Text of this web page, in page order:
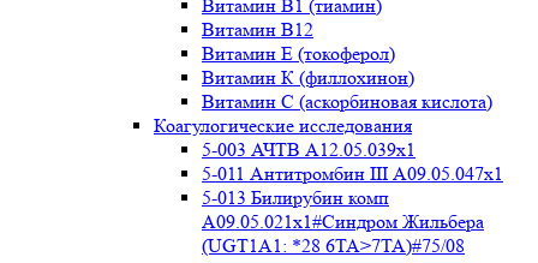
Витамин В1 (тиамин)
Витамин В12
Витамин Е (токоферол)
Витамин К (филлохинон)
Витамин С (аскорбиновая кислота)
Коагулогические исследования
5-003 АЧТВ А12.05.039x1
5-011 Антитромбин III А09.05.047x1
5-013 Билирубин комп
A09.05.021x1#Синдром Жильбера
(UGT1A1: *28 6TA>7TA)#75/08